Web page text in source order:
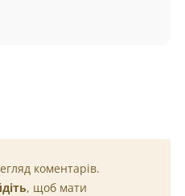
коментарів.
, щоб мати